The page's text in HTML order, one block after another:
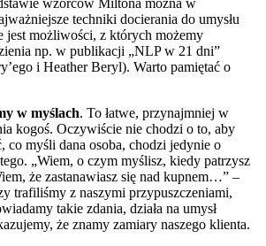
wzorców Miltona można w
techniki docierania do umysłu
jest możliwości, z których możemy
np. w publikacji „NLP w 21 dni”
i Heather Beryl). Warto pamiętać o
w myślach. To łatwe, przynajmniej w
kogoś. Oczywiście nie chodzi o to, aby
co myśli dana osoba, chodzi jedynie o
„Wiem, o czym myślisz, kiedy patrzysz
że zastanawiasz się nad kupnem…” –
trafiliśmy z naszymi przypuszczeniami,
takie zdania, działa na umysł
że znamy zamiary naszego klienta.